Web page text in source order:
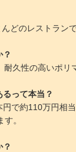
どのレストラン
久性の高いポ
って本当？
で約110万円相
。